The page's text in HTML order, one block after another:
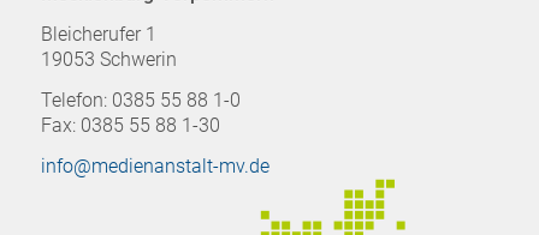
Bleicherufer 1
19053 Schwerin
Telefon: 0385 55 88 1-0
Fax: 0385 55 88 1-30
info@medienanstalt-mv.de